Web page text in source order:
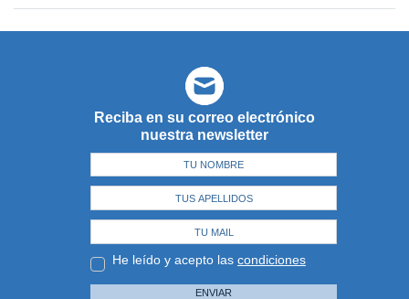
Reciba en su correo electrónico
nuestra newsletter
He leído y acepto las condiciones
ENVIAR